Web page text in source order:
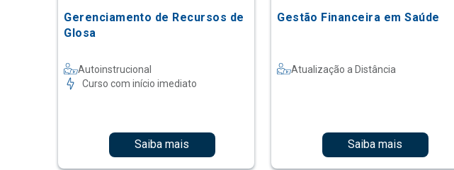
Gerenciamento de Recursos de
Glosa
Autoinstrucional
Curso com início imediato
Saiba mais
Gestão Financeira em Saúde
Atualização a Distância
Saiba mais